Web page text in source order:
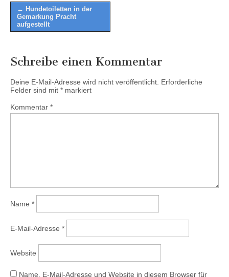
Post
navigation
← Hundetoiletten in der
Gemarkung Pracht
aufgestellt
Schreibe einen Kommentar
Deine E-Mail-Adresse wird nicht veröffentlicht. Erforderliche
Felder sind mit * markiert
Kommentar *
Name *
E-Mail-Adresse *
Website
Name, E-Mail-Adresse und Website in diesem Browser für